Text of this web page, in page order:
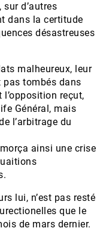
d’autres
dans la certitude
désastreuses
malheureux, leur
pas tombés dans
l’opposition reçut,
Général, mais
l’arbitrage du
ainsi une crise
lui, n’est pas resté
que le
de mars dernier.